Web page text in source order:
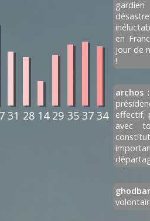
en
jour de
!
archos
effectif,
avec
31 28 14 29 35 37 34